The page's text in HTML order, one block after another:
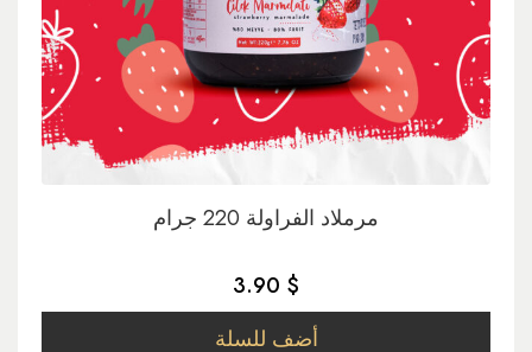
مرملاد الفراولة 220 جرام
3.90 $
أضف للسلة